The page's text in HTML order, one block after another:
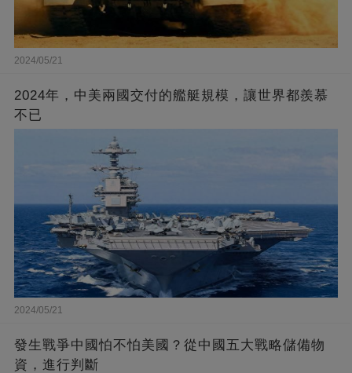
2024/05/21
2024年，中美兩國交付的艦艇規模，讓世界都羨慕
不已
2024/05/21
發生戰爭中國怕不怕美國？從中國五大戰略儲備物
資，進行判斷